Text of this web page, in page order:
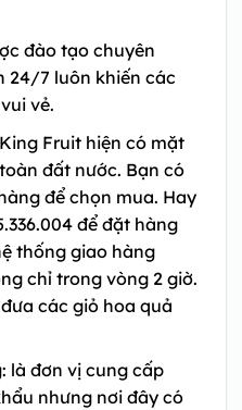
đào tạo chuyên
24/7 luôn khiến các
vẻ.
Fruit hiện có mặt
đất nước. Bạn có
để chọn mua. Hay
để đặt hàng
thống giao hàng
chỉ trong vòng 2 giờ.
các giỏ hoa quả
là đơn vị cung cấp
nhưng nơi đây có